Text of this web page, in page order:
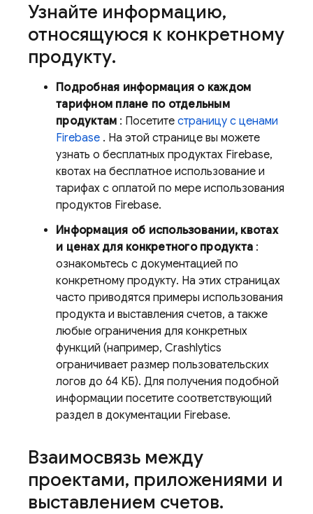
Узнайте информацию,
относящуюся к конкретному
продукту.
Подробная информация о каждом
тарифном плане по отдельным
продуктам : Посетитестраницу с ценами
Firebase . На этой странице вы можете
узнать о бесплатных продуктах Firebase,
квотах на бесплатное использование и
тарифах с оплатой по мере использования
продуктов Firebase.
Информация об использовании, квотах
и ​​ценах для конкретного продукта :
ознакомьтесь с документацией по
конкретному продукту. На этих страницах
часто приводятся примеры использования
продукта и выставления счетов, а также
любые ограничения для конкретных
функций (например, Crashlytics
ограничивает размер пользовательских
логов до 64 КБ). Для получения подобной
информации посетите соответствующий
раздел в документации Firebase.
Взаимосвязь между
проектами, приложениями и
выставлением счетов.